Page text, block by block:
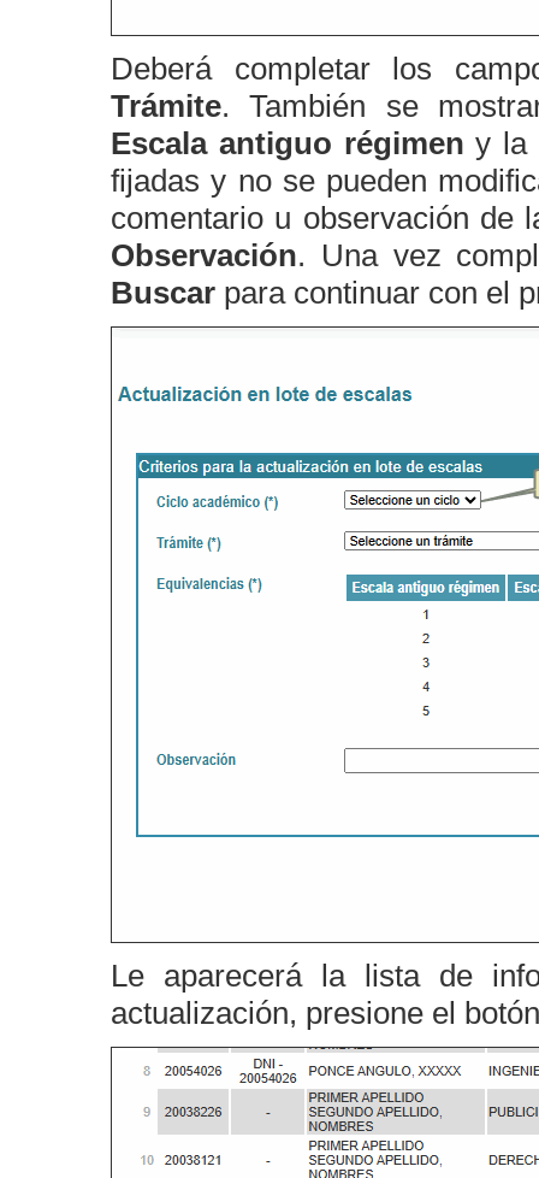
Deberá completar los
Trámite. También se
Escala antiguo régimen y la
fijadas y no se pueden
comentario u observación de
Observación. Una vez
Buscar para continuar con el
Le aparecerá la lista de
actualización, presione el